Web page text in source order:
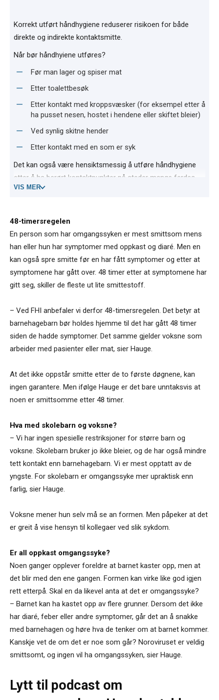
Korrekt utført håndhygiene reduserer risikoen for både
direkte og indirekte kontaktsmitte.
Når bør håndhyiene utføres?
Før man lager og spiser mat
Etter toalettbesøk
Etter kontakt med kroppsvæsker (for eksempel etter å
ha pusset nesen, hostet i hendene eller skiftet bleier)
Ved synlig skitne hender
Etter kontakt med en som er syk
Det kan også være hensiktsmessig å utføre håndhygiene
etter å ha berørt kontaktpunkter på steder mange ferdes,
spesielt i perioder med mye sykdom som influensa og
Såpe og vann er førstevalget, alkoholbasert
hånddesinfeksjon et godt alternativ.
Kilde:Folkehelseinstituttet
VIS MER
48-timersregelen
En person som har omgangssyken er mest smittsom mens
han eller hun har symptomer med oppkast og diaré. Men en
kan også spre smitte før en har fått symptomer og etter at
symptomene har gått over. 48 timer etter at symptomene har
gitt seg, skiller de fleste ut lite smittestoff.
– Ved FHI anbefaler vi derfor 48-timersregelen. Det betyr at
barnehagebarn bør holdes hjemme til det har gått 48 timer
siden de hadde symptomer. Det samme gjelder voksne som
arbeider med pasienter eller mat, sier Hauge.
At det ikke oppstår smitte etter de to første døgnene, kan
ingen garantere. Men ifølge Hauge er det bare unntaksvis at
noen er smittsomme etter 48 timer.
Hva med skolebarn og voksne?
– Vi har ingen spesielle restriksjoner for større barn og
voksne. Skolebarn bruker jo ikke bleier, og de har også mindre
tett kontakt enn barnehagebarn. Vi er mest opptatt av de
yngste. For skolebarn er omgangssyke mer upraktisk enn
farlig, sier Hauge.
Voksne mener hun selv må se an formen. Men påpeker at det
er greit å vise hensyn til kollegaer ved slik sykdom.
Er all oppkast omgangssyke?
Noen ganger opplever foreldre at barnet kaster opp, men at
det blir med den ene gangen. Formen kan virke like god igjen
rett etterpå. Skal en da likevel anta at det er omgangssyke?
– Barnet kan ha kastet opp av flere grunner. Dersom det ikke
har diaré, feber eller andre symptomer, går det an å snakke
med barnehagen og høre hva de tenker om at barnet kommer.
Kanskje vet de om det er noe som går? Noroviruset er veldig
smittsomt, og ingen vil ha omgangssyken, sier Hauge.
Lytt til podcast om